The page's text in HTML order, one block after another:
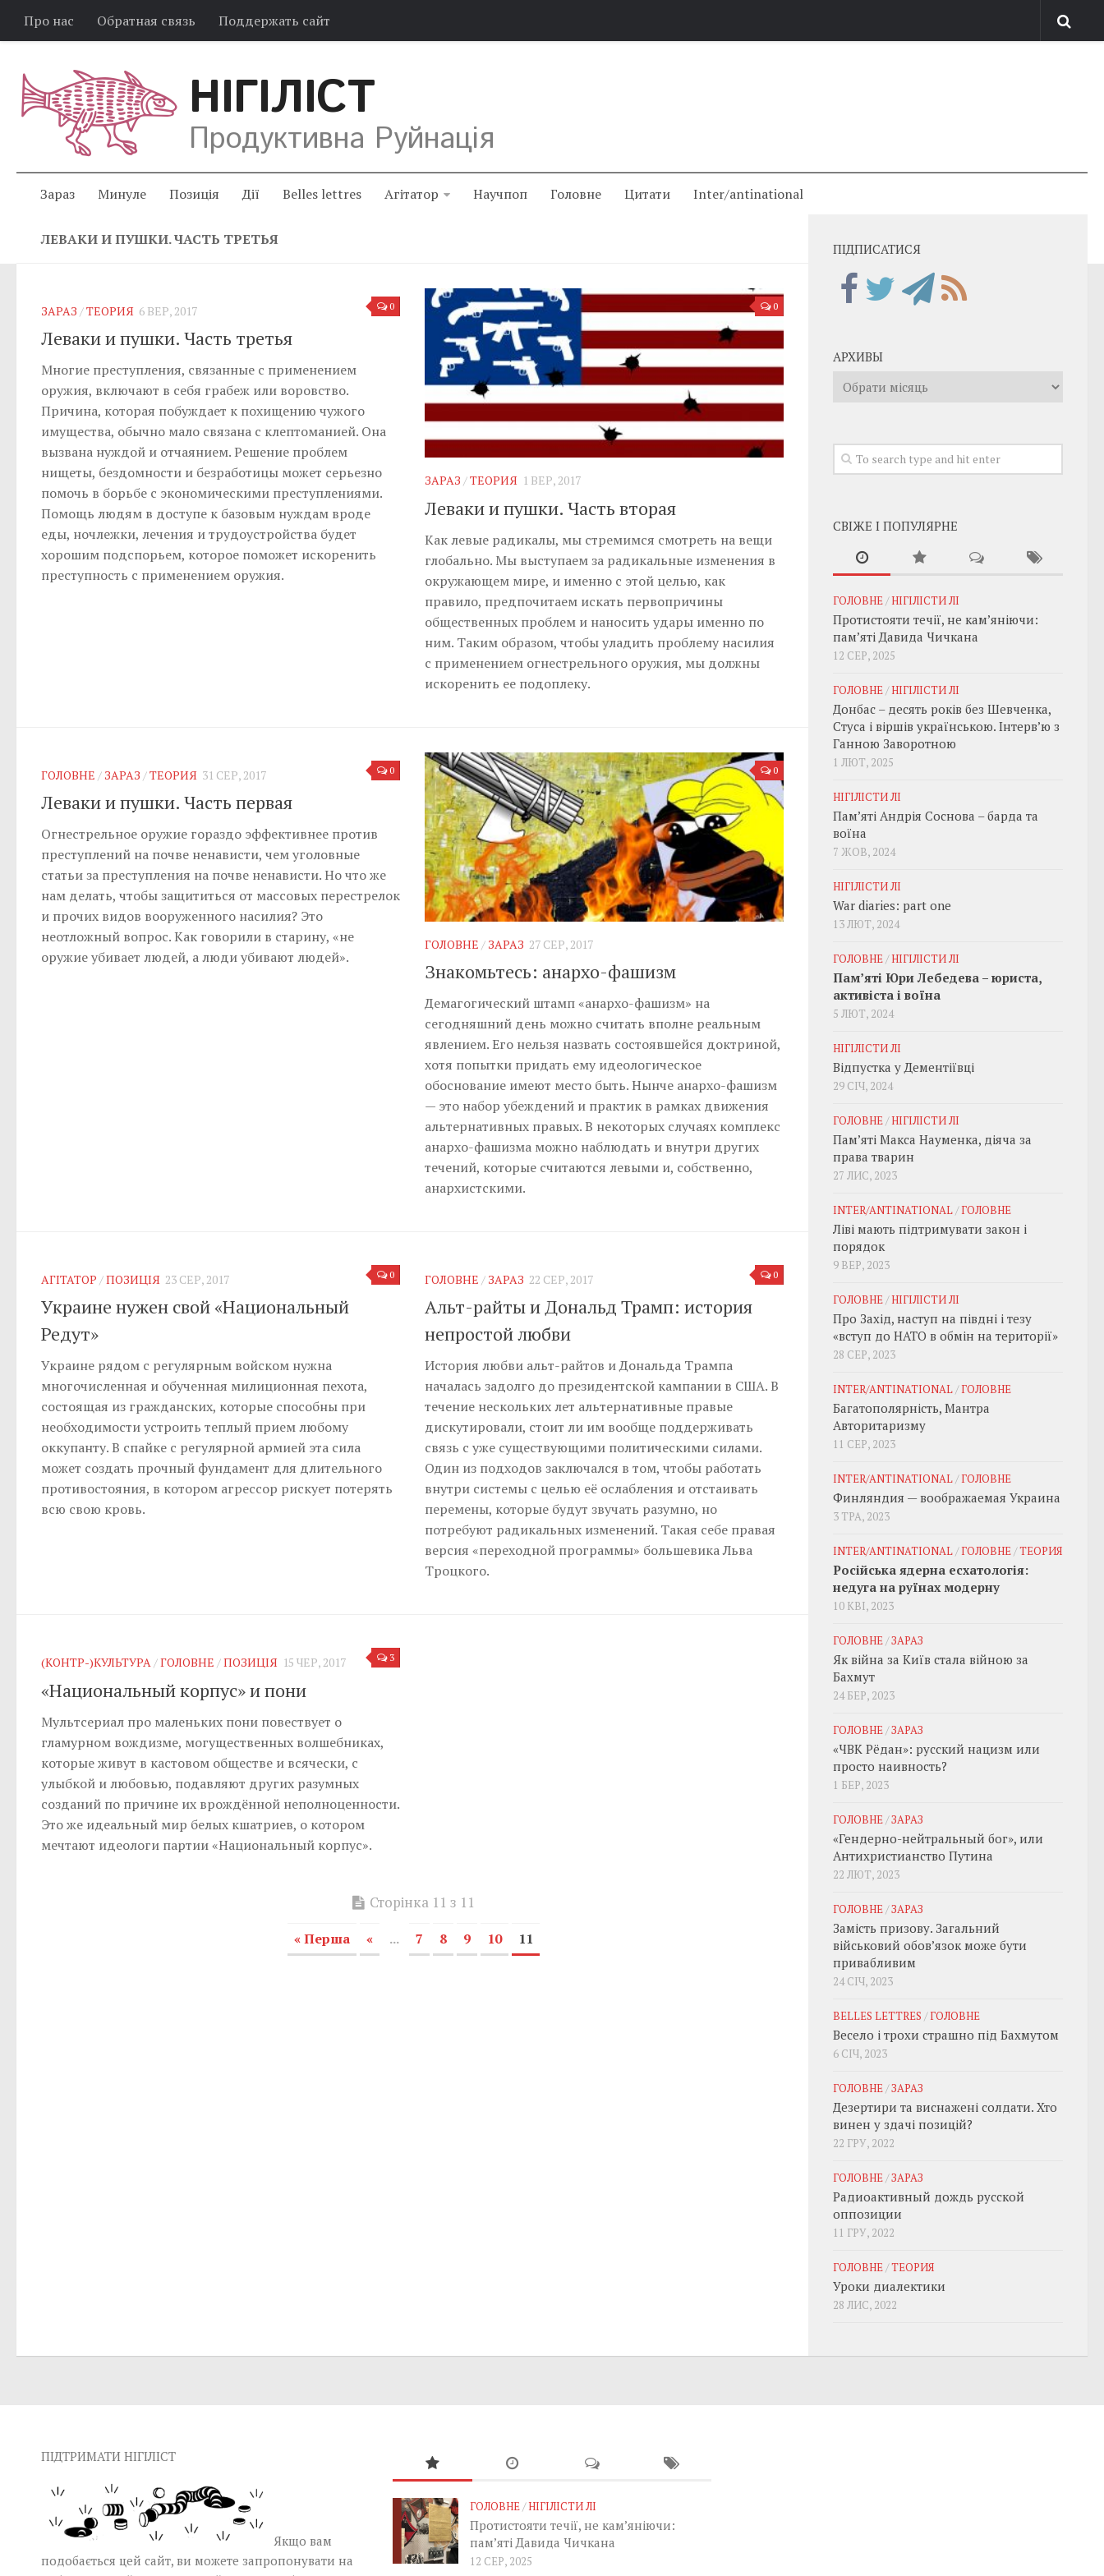
Про нас Обратная связь Поддержать сайт
НІГІЛІСТ
Продуктивна Руйнація
Зараз Минуле Позиція Дії Belles lettres Агітатор Научпоп Головне Цитати Inter/antinational
ЛЕВАКИ И ПУШКИ. ЧАСТЬ ТРЕТЬЯ
0
ЗАРАЗ /ТЕОРИЯ 6 ВЕР, 2017
Леваки и пушки. Часть третья
Многие преступления, связанные с применением
оружия, включают в себя грабеж или воровство.
Причина, которая побуждает к похищению чужого
имущества, обычно мало связана с клептоманией. Она
вызвана нуждой и отчаянием. Решение проблем
нищеты, бездомности и безработицы может серьезно
помочь в борьбе с экономическими преступлениями.
Помощь людям в доступе к базовым нуждам вроде
еды, ночлежки, лечения и трудоустройства будет
хорошим подспорьем, которое поможет искоренить
преступность с применением оружия.
0
ЗАРАЗ /ТЕОРИЯ 1 ВЕР, 2017
Леваки и пушки. Часть вторая
Как левые радикалы, мы стремимся смотреть на вещи
глобально. Мы выступаем за радикальные изменения в
окружающем мире, и именно с этой целью, как
правило, предпочитаем искать первопричины
общественных проблем и наносить удары именно по
ним. Таким образом, чтобы уладить проблему насилия
с применением огнестрельного оружия, мы должны
искоренить ее подоплеку.
0
ГОЛОВНЕ / ЗАРАЗ /ТЕОРИЯ 31 СЕР, 2017
Леваки и пушки. Часть первая
Огнестрельное оружие гораздо эффективнее против
преступлений на почве ненависти, чем уголовные
статьи за преступления на почве ненависти. Но что же
нам делать, чтобы защититься от массовых перестрелок
и прочих видов вооруженного насилия? Это
неотложный вопрос. Как говорили в старину, «не
оружие убивает людей, а люди убивают людей».
0
ГОЛОВНЕ / ЗАРАЗ 27 СЕР, 2017
Знакомьтесь: анархо-фашизм
Демагогический штамп «анархо-фашизм» на
сегодняшний день можно считать вполне реальным
явлением. Его нельзя назвать состоявшейся доктриной,
хотя попытки придать ему идеологическое
обоснование имеют место быть. Нынче анархо-фашизм
— это набор убеждений и практик в рамках движения
альтернативных правых. В некоторых случаях комплекс
анархо-фашизма можно наблюдать и внутри других
течений, которые считаются левыми и, собственно,
анархистскими.
0
АГІТАТОР /ПОЗИЦІЯ 23 СЕР, 2017
Украине нужен свой «Национальный
Редут»
Украине рядом с регулярным войском нужна
многочисленная и обученная милиционная пехота,
состоящая из гражданских, которые способны при
необходимости устроить теплый прием любому
оккупанту. В спайке с регулярной армией эта сила
может создать прочный фундамент для длительного
противостояния, в котором агрессор рискует потерять
всю свою кровь.
0
ГОЛОВНЕ / ЗАРАЗ 22 СЕР, 2017
Альт-райты и Дональд Трамп: история
непростой любви
История любви альт-райтов и Дональда Трампа
началась задолго до президентской кампании в США. В
течение нескольких лет альтернативные правые
дискутировали, стоит ли им вообще поддерживать
связь с уже существующими политическими силами.
Один из подходов заключался в том, чтобы работать
внутри системы с целью её ослабления и отстаивать
перемены, которые будут звучать разумно, но
потребуют радикальных изменений. Такая себе правая
версия «переходной программы» большевика Льва
Троцкого.
3
(КОНТР-)КУЛЬТУРА/ГОЛОВНЕ /ПОЗИЦІЯ 15 ЧЕР, 2017
«Национальный корпус» и пони
Мультсериал про маленьких пони повествует о
гламурном вождизме, могущественных волшебниках,
которые живут в кастовом обществе и всячески, с
улыбкой и любовью, подавляют других разумных
созданий по причине их врождённой неполноценности.
Это же идеальный мир белых кшатриев, о котором
мечтают идеологи партии «Национальный корпус».
Сторінка 11 з 11
« Перша « ... 7 8 9 10 11
ПІДПИСАТИСЯ
АРХИВЫ
Архивы
СВІЖЕ І ПОПУЛЯРНЕ
ГОЛОВНЕ/НІГІЛІСТИ ЛІ
Протистояти течії, не кам’яніючи:
пам’яті Давида Чичкана
12 СЕР, 2025
ГОЛОВНЕ/НІГІЛІСТИ ЛІ
Донбас – десять років без Шевченка,
Стуса і віршів українською. Інтерв’ю з
Ганною Заворотною
1 ЛЮТ, 2025
НІГІЛІСТИ ЛІ
Пам’яті Андрія Соснова – барда та
воїна
7 ЖОВ, 2024
НІГІЛІСТИ ЛІ
War diaries: part one
13 ЛЮТ, 2024
ГОЛОВНЕ/НІГІЛІСТИ ЛІ
Пам’яті Юри Лебедева – юриста,
активіста і воїна
5 ЛЮТ, 2024
НІГІЛІСТИ ЛІ
Відпустка у Дементіївці
29 СІЧ, 2024
ГОЛОВНЕ/НІГІЛІСТИ ЛІ
Пам’яті Макса Науменка, діяча за
права тварин
27 ЛИС, 2023
INTER/ANTINATIONAL/ГОЛОВНЕ
Ліві мають підтримувати закон і
порядок
9 ВЕР, 2023
ГОЛОВНЕ/НІГІЛІСТИ ЛІ
Про Захід, наступ на півдні і тезу
«вступ до НАТО в обмін на території»
28 СЕР, 2023
INTER/ANTINATIONAL/ГОЛОВНЕ
Багатополярність, Мантра
Авторитаризму
11 СЕР, 2023
INTER/ANTINATIONAL/ГОЛОВНЕ
Финляндия — воображаемая Украина
3 ТРА, 2023
INTER/ANTINATIONAL/ГОЛОВНЕ/ТЕОРИЯ
Російська ядерна есхатологія:
недуга на руїнах модерну
10 КВІ, 2023
ГОЛОВНЕ/ЗАРАЗ
Як війна за Київ стала війною за
Бахмут
24 БЕР, 2023
ГОЛОВНЕ/ЗАРАЗ
«ЧВК Рёдан»: русский нацизм или
просто наивность?
1 БЕР, 2023
ГОЛОВНЕ/ЗАРАЗ
«Гендерно-нейтральный бог», или
Антихристианство Путина
22 ЛЮТ, 2023
ГОЛОВНЕ/ЗАРАЗ
Замість призову. Загальний
військовий обовʼязок може бути
привабливим
24 СІЧ, 2023
BELLES LETTRES /ГОЛОВНЕ
Весело і трохи страшно під Бахмутом
6 СІЧ, 2023
ГОЛОВНЕ/ЗАРАЗ
Дезертири та виснажені солдати. Хто
винен у здачі позицій?
22 ГРУ, 2022
ГОЛОВНЕ/ЗАРАЗ
Радиоактивный дождь русской
оппозиции
11 ГРУ, 2022
ГОЛОВНЕ/ТЕОРИЯ
Уроки диалектики
28 ЛИС, 2022
ПІДТРИМАТИ НІГІЛІСТ
Якщо вам
подобається цей сайт, ви можете запропонувати на
ГОЛОВНЕ/НІГІЛІСТИ ЛІ
Протистояти течії, не кам’яніючи:
пам’яті Давида Чичкана
12 СЕР, 2025